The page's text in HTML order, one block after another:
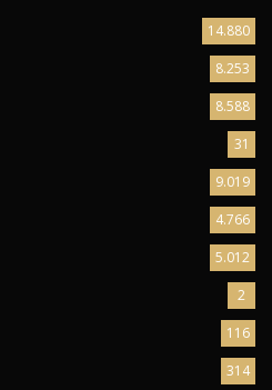
14.880
8.253
8.588
31
9.019
4.766
5.012
2
116
314